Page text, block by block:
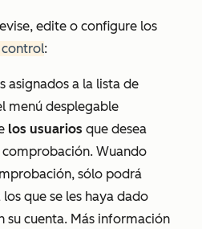
edite o configure los
control:
asignados a la lista de
menú desplegable
los usuarios que desea
comprobación. Wuando
, sólo podrá
que se les haya dado
su cuenta. Más información